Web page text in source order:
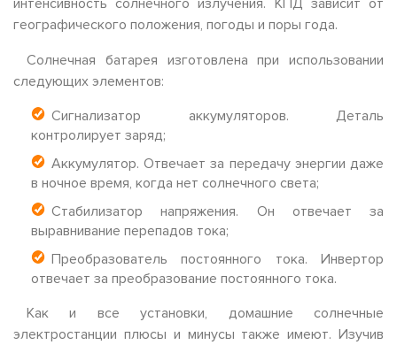
географического положения, погоды и поры года.
Солнечная батарея изготовлена при использовании
следующих элементов:
Сигнализатор аккумуляторов. Деталь
контролирует заряд;
Аккумулятор. Отвечает за передачу энергии даже
в ночное время, когда нет солнечного света;
Стабилизатор напряжения. Он отвечает за
выравнивание перепадов тока;
Преобразователь постоянного тока. Инвертор
отвечает за преобразование постоянного тока.
Как и все установки, домашние солнечные
электростанции плюсы и минусы также имеют. Изучив